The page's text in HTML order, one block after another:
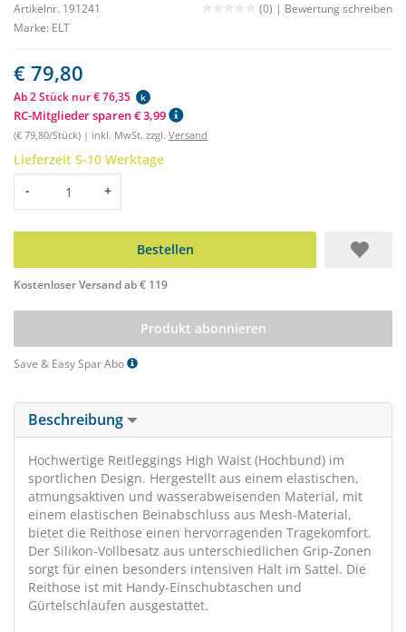
Artikelnr. 191241 (0) | Bewertung schreiben
Marke: ELT
€ 79,80
Ab 2 Stück nur € 76,35 k
RC-Mitglieder sparen € 3,99
(€ 79,80/Stück) | inkl. MwSt. zzgl. Versand
Lieferzeit 5-10 Werktage
Menge
- +
Bestellen
Kostenloser Versand ab € 119
Produkt abonnieren
Save & Easy Spar Abo
Beschreibung
Hochwertige Reitleggings High Waist (Hochbund) im
sportlichen Design. Hergestellt aus einem elastischen,
atmungsaktiven und wasserabweisenden Material, mit
einem elastischen Beinabschluss aus Mesh-Material,
bietet die Reithose einen hervorragenden Tragekomfort.
Der Silikon-Vollbesatz aus unterschiedlichen Grip-Zonen
sorgt für einen besonders intensiven Halt im Sattel. Die
Reithose ist mit Handy-Einschubtaschen und
Gürtelschlaufen ausgestattet.